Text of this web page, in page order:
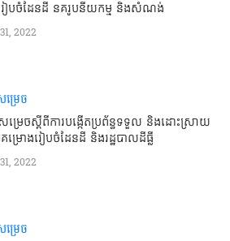
ៀបចំដែនដី នគរូបនីយកម្ម និងសំណង់
2022
រេច
ម្រេចស្ដីពីការបង្កើតប្រព័ន្ធទទួល និងដោះស្រាយ
ម្រោងរៀបចំដែនដី និងរដ្ឋបាលដីធ្លី
2022
រេច